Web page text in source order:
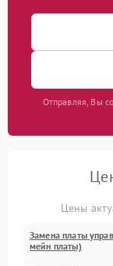
Отправляя, Вы
Цены
Замена платы
мейн платы)